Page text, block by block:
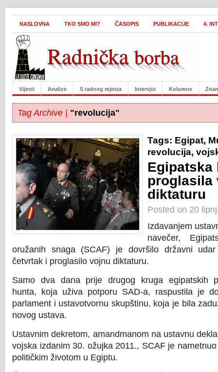
NASLOVNA TKO SMO MI? ČASOPIS PUBLIKACIJE 4.
Vijesti Analize S radnog mjesta Intervjui Kolumne
Tag Archive | "revolucija"
Tags: Egipat,
revolucija,
Egipatska
proglasila
diktaturu
Posted on 20
Izdavanjem
navečer,
oružanih snaga (SCAF) je dovršilo državni
četvrtak i proglasilo vojnu diktaturu.
Samo dva dana prije drugog kruga egipatskih
hunta, koja uživa potporu SAD-a, raspustila je
parlament i ustavotvornu skupštinu, koja je bila
novog ustava.
Ustavnim dekretom, amandmanom na ustavnu
vojska izdanim 30. ožujka 2011., SCAF je
političkim životom u Egiptu.